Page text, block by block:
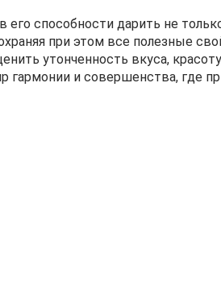
его способности дарить не
при этом все полезные
утонченность вкуса,
гармонии и совершенства, где